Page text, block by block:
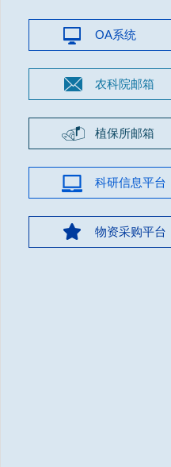
OA系统
农科院邮箱
植保所邮箱
科研信息平台
物资采购平台